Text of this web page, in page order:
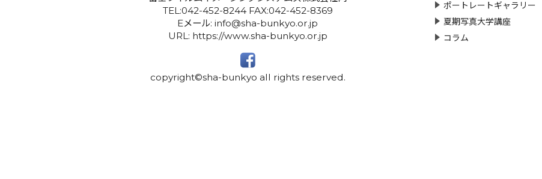
ポートレートギャラリー
夏期写真大学講座
コラム
TEL:042-452-8244 FAX:042-452-8369
Eメール: info@sha-bunkyo.or.jp
URL: https://www.sha-bunkyo.or.jp
copyright©sha-bunkyo all rights reserved.